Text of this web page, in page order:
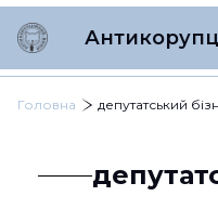
Головна депутатський